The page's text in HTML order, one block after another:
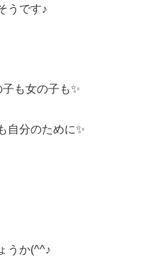
うです♪
も女の子も✨
自分のために✨
うか(^^♪